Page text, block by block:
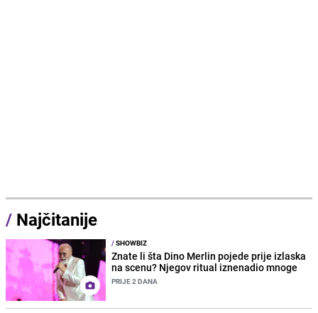
/ Najčitanije
/SHOWBIZ
Znate li šta Dino Merlin pojede prije izlaska
na scenu? Njegov ritual iznenadio mnoge
PRIJE 2 DANA